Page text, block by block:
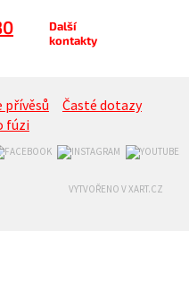
Další
kontakty
přívěsů
Časté dotazy
fúzi
VYTVOŘENO V XART.CZ